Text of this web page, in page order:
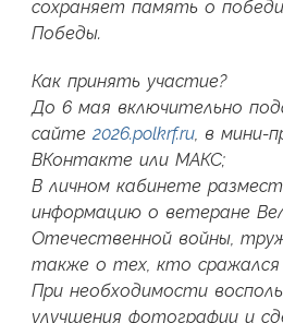
сохраняет память о
Победы.
Как принять участие?
До 6 мая включительно
сайте 2026.polkrf.ru, в мини-
ВКонтакте или МАКС;
В личном кабинете
информацию о ветеране
Отечественной войны,
также о тех, кто сражался
При необходимости
улучшения фотографии и